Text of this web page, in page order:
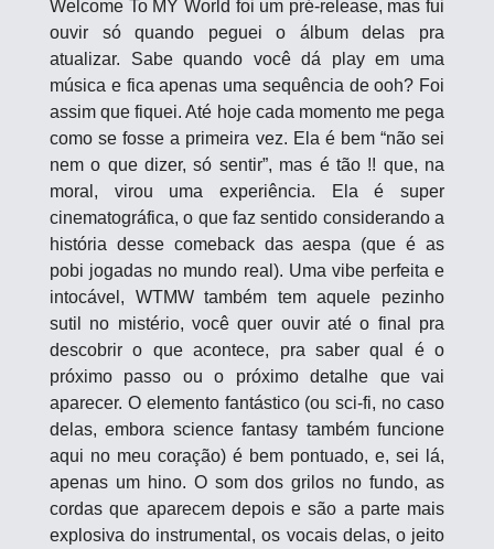
Welcome To MY World foi um pré-release, mas fui
ouvir só quando peguei o álbum delas pra
atualizar. Sabe quando você dá play em uma
música e fica apenas uma sequência de ooh? Foi
assim que fiquei. Até hoje cada momento me pega
como se fosse a primeira vez. Ela é bem “não sei
nem o que dizer, só sentir”, mas é tão !! que, na
moral, virou uma experiência. Ela é super
cinematográfica, o que faz sentido considerando a
história desse comeback das aespa (que é as
pobi jogadas no mundo real). Uma vibe perfeita e
intocável, WTMW também tem aquele pezinho
sutil no mistério, você quer ouvir até o final pra
descobrir o que acontece, pra saber qual é o
próximo passo ou o próximo detalhe que vai
aparecer. O elemento fantástico (ou sci-fi, no caso
delas, embora science fantasy também funcione
aqui no meu coração) é bem pontuado, e, sei lá,
apenas um hino. O som dos grilos no fundo, as
cordas que aparecem depois e são a parte mais
explosiva do instrumental, os vocais delas, o jeito